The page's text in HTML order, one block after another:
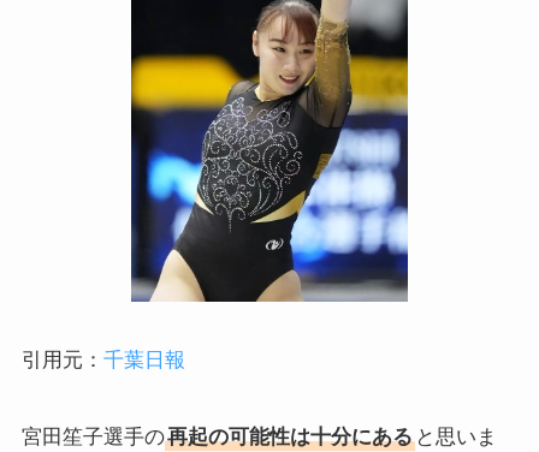
引用元： 千葉日報
宮田笙子選手の再起の可能性は十分にあると思いま